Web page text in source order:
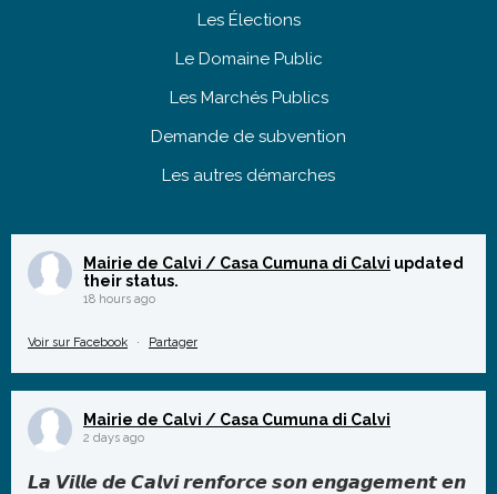
Les Élections
Le Domaine Public
Les Marchés Publics
Demande de subvention
Les autres démarches
Mairie de Calvi / Casa Cumuna di Calvi updated
their status.
18 hours ago
Voir sur Facebook · Partager
Mairie de Calvi / Casa Cumuna di Calvi
2 days ago
𝙇𝙖 𝙑𝙞𝙡𝙡𝙚 𝙙𝙚 𝘾𝙖𝙡𝙫𝙞 𝙧𝙚𝙣𝙛𝙤𝙧𝙘𝙚 𝙨𝙤𝙣 𝙚𝙣𝙜𝙖𝙜𝙚𝙢𝙚𝙣𝙩 𝙚𝙣